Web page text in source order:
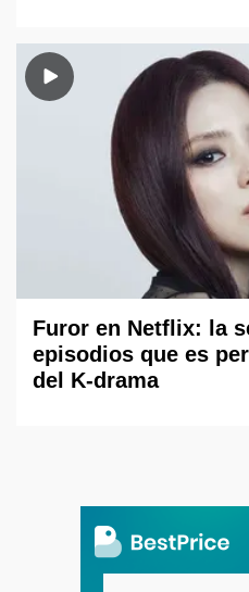
Furor en Netflix: la
episodios que es
del K-drama